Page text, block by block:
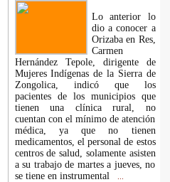
Lo anterior lo
dio a conocer a
Orizaba en Res,
Carmen
Hernández Tepole, dirigente de
Mujeres Indígenas de la Sierra de
Zongolica, indicó que los
pacientes de los municipios que
tienen una clínica rural, no
cuentan con el mínimo de atención
médica, ya que no tienen
medicamentos, el personal de estos
centros de salud, solamente asisten
a su trabajo de martes a jueves, no
se tiene en instrumental